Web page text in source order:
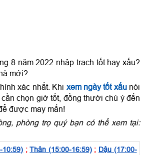
8 năm 2022 nhập trạch tốt hay xấu?
mới?
xác nhất. Khi xem ngày tốt xấu nói
chọn giờ tốt, đồng thười chú ý đến
được may mắn!
phòng trọ quý bạn có thể xem tại:
10:59) ;Thân (15:00-16:59); Dậu (17:00-